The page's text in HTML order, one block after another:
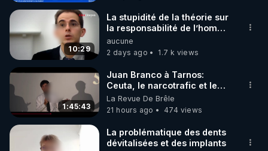
10:29
La stupidité de la théorie sur
la responsabilité de l’homme
concernant le dioxyde de
carbone.
aucune
2 days ago
1.7 k views
1:45:43
Juan Branco à Tarnos:
Ceuta, le narcotrafic et le
pouvoir en France
La Revue De Brêle
21 hours ago
474 views
La problématique des dents
dévitalisées et des implants